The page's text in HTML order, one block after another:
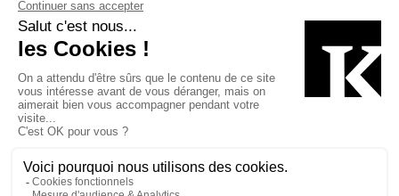
Bâtiment-Durable-Québec-1
Esquisses-1IRAC-1
MP-1 v2com-1